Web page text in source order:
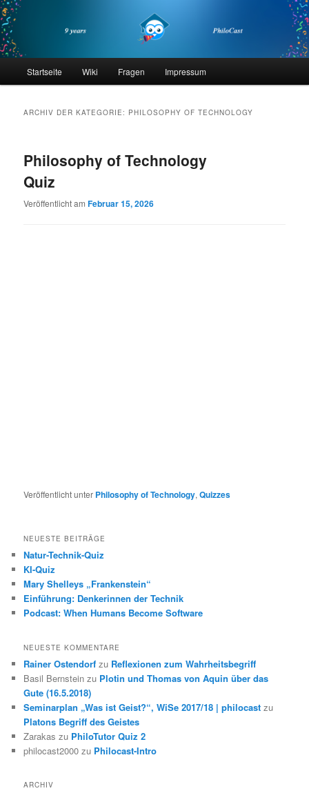
Zum
primären
Inhalt
springen
Zum
sekundären
Inhalt
springenphilocast
Startseite Wiki Fragen Impressum
ARCHIV DER KATEGORIE: PHILOSOPHY OF TECHNOLOGY
Philosophy of Technology
Quiz
Veröffentlicht amFebruar 15, 2026
Veröffentlicht unter Philosophy of Technology,Quizzes
NEUESTE BEITRÄGE
Natur-Technik-Quiz
KI-Quiz
Mary Shelleys „Frankenstein“
Einführung: Denkerinnen der Technik
Podcast: When Humans Become Software
NEUESTE KOMMENTARE
Rainer Ostendorf zu Reflexionen zum Wahrheitsbegriff
Basil Bernstein zu Plotin und Thomas von Aquin über das
Gute (16.5.2018)
Seminarplan „Was ist Geist?“, WiSe 2017/18 | philocast zu
Platons Begriff des Geistes
Zarakas zu PhiloTutor Quiz 2
philocast2000 zu Philocast-Intro
ARCHIV